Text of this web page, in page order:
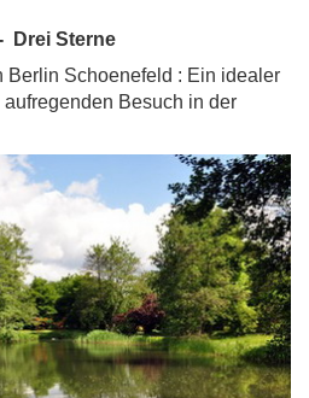
Drei Sterne
Berlin Schoenefeld : Ein idealer
Besuch in der